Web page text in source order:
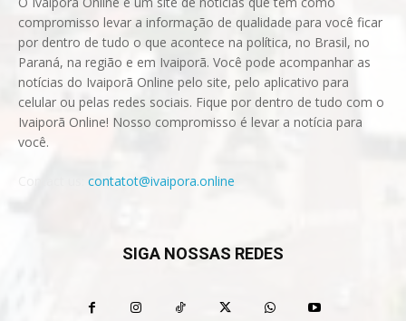
compromisso levar a informação de qualidade para você ficar
por dentro de tudo o que acontece na política, no Brasil, no
Paraná, na região e em Ivaiporã. Você pode acompanhar as
notícias do Ivaiporã Online pelo site, pelo aplicativo para
celular ou pelas redes sociais. Fique por dentro de tudo com o
Ivaiporã Online! Nosso compromisso é levar a notícia para
você.
contatot@ivaipora.online
SIGA NOSSAS REDES